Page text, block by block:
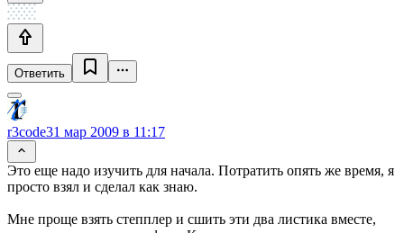
Ответить
r3code31 мар 2009 в 11:17
Это еще надо изучить для начала. Потратить опять же время, я
просто взял и сделал как знаю.
Мне проще взять степплер и сшить эти два листика вместе,